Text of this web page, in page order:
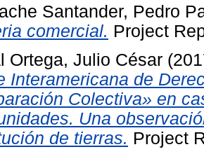
Santander, Pedro
comercial. Project
Ortega, Julio César
Interamericana de
Colectiva» en
Una
de tierras. Project